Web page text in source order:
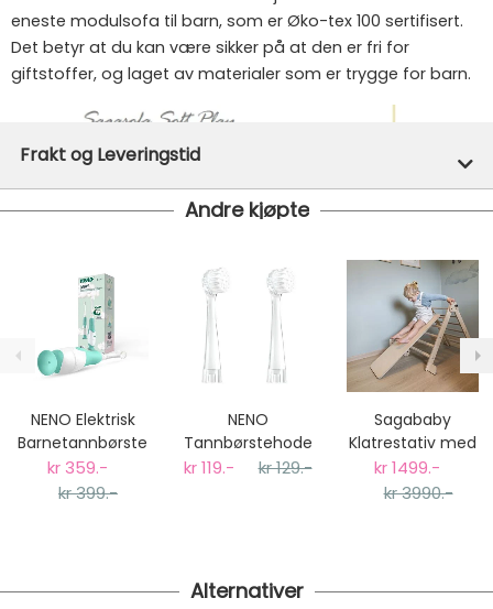
eneste modulsofa til barn, som er Øko-tex 100 sertifisert.
Det betyr at du kan være sikker på at den er fri for
giftstoffer, og laget av materialer som er trygge for barn.
Frakt og Leveringstid
Denne varen er ikke lager hos oss, men vil bli bestilt
lager.
Gratis frakt!
- Vi har fri frakt på ordre over 1499.- Dette
gjelder standard postpakke.
Ekspressfrakt med Bring Express og Widerøe koster
fra kr 129 - og dersom dette er tilgjengelig på ditt
Gjennomsnittlig leveringstid hos Mimmis er en til tre
dager fra bestilling til levering.
Vi har fri retur ved bytte.
Andre kjøpte
NENO Elektrisk
Barnetannbørste
kr 359.-
kr 399.-
NENO
Tannbørstehode
til Elektrisk
kr 119.- kr 129.-
Sagababy
Klatrestativ med
Sklie, Stor - Natur
kr 1499.-
kr 3990.-
Alternativer